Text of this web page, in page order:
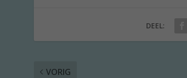
DEEL:
VORIG